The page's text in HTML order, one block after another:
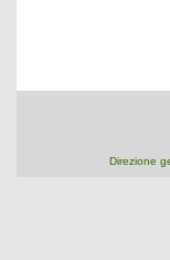
Direzione